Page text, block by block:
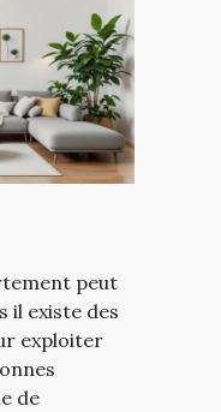
peut
il existe des
exploiter
de